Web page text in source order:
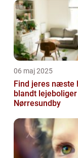
06 maj 2025
Find jeres næste
blandt lejeboliger
Nørresundby